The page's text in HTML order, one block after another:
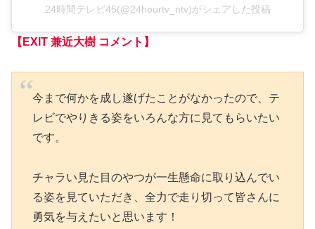
24時間テレビ45(@24hourtv_ntv)がシェアした投稿
【EXIT 兼近大樹 コメント】
今まで何かを成し遂げたことがなかったので、テ
レビでやりきる姿をいろんな方に見てもらいたい
です。
チャラい見た目のやつが一生懸命に取り込んでい
る姿を見ていただき、全力で走り切って皆さんに
勇気を与えたいと思います！